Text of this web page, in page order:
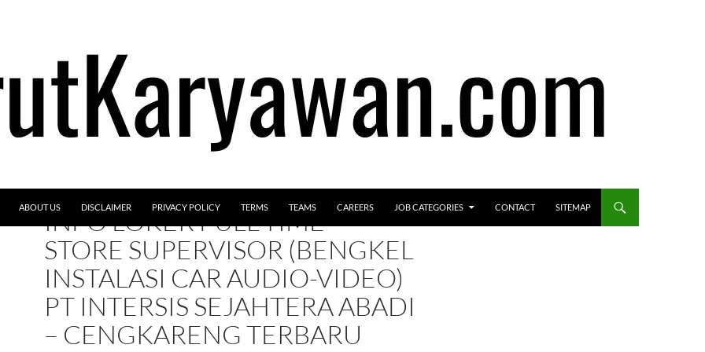
ABOUT US DISCLAIMER PRIVACY POLICY TERMS TEAMS CAREERS JOB CATEGORIES CONTACT SITEMAP
INFO LOKER FULL-TIME –
STORE SUPERVISOR (BENGKEL
INSTALASI CAR AUDIO-VIDEO)
PT INTERSIS SEJAHTERA ABADI
– CENGKARENG TERBARU